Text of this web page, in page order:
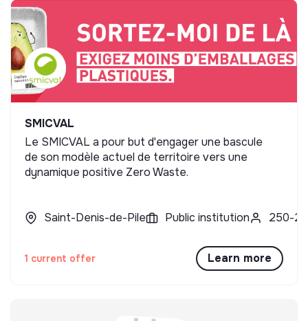
SMICVAL
Le SMICVAL a pour but d'engager une bascule
de son modèle actuel de territoire vers une
dynamique positive Zero Waste.
Saint-Denis-de-Pile Public institution 250-
1 current offer Learn more